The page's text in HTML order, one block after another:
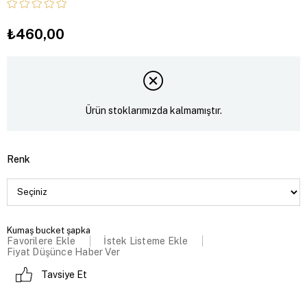
₺460,00
Ürün stoklarımızda kalmamıştır.
Renk
Kumaş bucket şapka
Favorilere Ekle
İstek Listeme Ekle
Fiyat Düşünce Haber Ver
Tavsiye Et